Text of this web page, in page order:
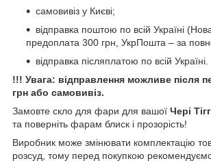
самовивіз у Києві;
відправка поштою по всій Україні
предоплата 300 грн, УкрПошта – за
відправка післяплатою по всій Україні.
!!! Увага: відправлення можливе після
грн або самовивіз.
Замовте скло для фари для вашої Чері
та поверніть фарам блиск і прозорість!
Виробник може змінювати комплектацію
розсуд, тому перед покупкою